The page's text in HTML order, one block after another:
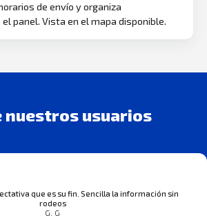
de envío y organiza
panel. Vista en el mapa disponible.
nuestros usuarios
que es su fin. Sencilla la información sin
rodeos
G. G